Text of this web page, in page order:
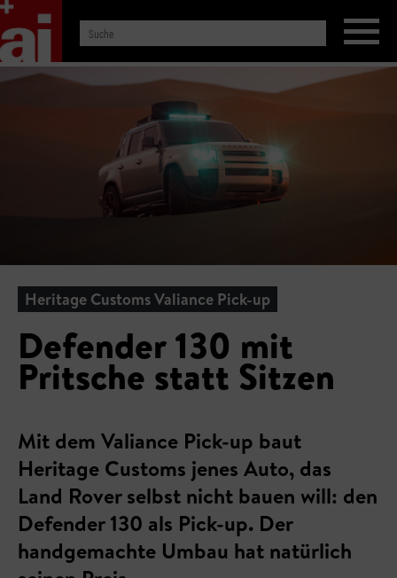
Heritage Customs Valiance Pick-up
Defender 130 mit
Pritsche statt Sitzen
Mit dem Valiance Pick-up baut
Heritage Customs jenes Auto, das
Land Rover selbst nicht bauen will: den
Defender 130 als Pick-up. Der
handgemachte Umbau hat natürlich